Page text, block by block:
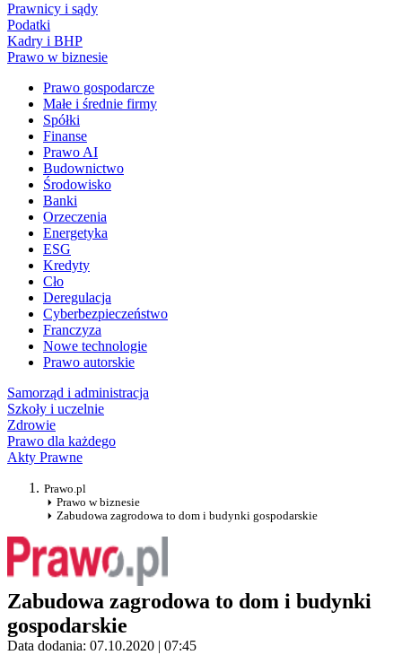
Prawnicy i sądy
Podatki
Kadry i BHP
Prawo w biznesie
Prawo gospodarcze
Małe i średnie firmy
Spółki
Finanse
Prawo AI
Budownictwo
Środowisko
Banki
Orzeczenia
Energetyka
ESG
Kredyty
Cło
Deregulacja
Cyberbezpieczeństwo
Franczyza
Nowe technologie
Prawo autorskie
Samorząd i administracja
Szkoły i uczelnie
Zdrowie
Prawo dla każdego
Akty Prawne
Prawo.pl
Prawo w biznesie
Zabudowa zagrodowa to dom i budynki gospodarskie
Zabudowa zagrodowa to dom i budynki
gospodarskie
Data dodania: 07.10.2020 | 07:45